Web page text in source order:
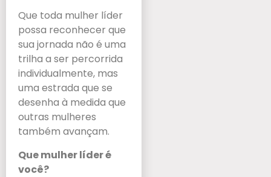
Que toda mulher líder
possa reconhecer que
sua jornada não é uma
trilha a ser percorrida
individualmente, mas
uma estrada que se
desenha à medida que
outras mulheres
também avançam.
Que mulher líder é
você?